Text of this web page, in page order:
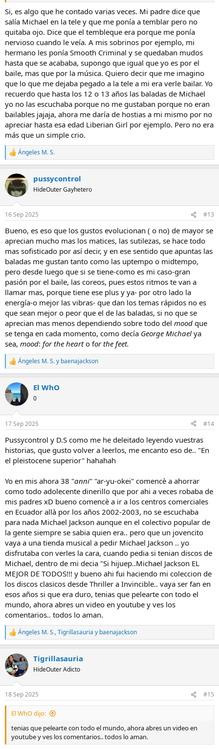
Si, es algo que he contado varias veces. Mi padre dice que
salía Michael en la tele y que me ponía a temblar pero no
quitaba ojo. Dice que el tembleque era porque me ponía
nervioso cuando le veía. A mis sobrinos por ejemplo, mi
hermano les ponía Smooth Criminal y se quedaban mudos
hasta que se acababa, supongo que igual que yo es por el
baile, mas que por la música. Quiero decir que me imagino
que lo que me dejaba pegado a la tele a mi era verle bailar. Yo
recuerdo que hasta los 12 o 13 años las baladas de Michael
yo no las escuchaba porque no me gustaban porque no eran
bailables jajaja, ahora me daría de hostias a mi mismo por no
apreciar hasta esa edad Liberian Girl por ejemplo. Pero no era
más que un simple crio.
R
e
c
c
i
e
:
Ángeles M. S.
pussycontrol
HideOuter Gayhetero
16 Sep 2025 #13
Bueno, es eso que los gustos evolucionan ( o no) de mayor se
aprecian mucho mas los matices, las sutilezas, se hace todo
mas sofisticado por así decir, y en ese sentido que apuntas las
baladas me gustan tanto como las uptempo o midtempo,
pero desde luego que si se tiene-como es mi caso-gran
pasión por el baile, las coreos, pues estos ritmos te van a
llamar mas, porque tiene ese plus y ya- por otro lado la
energía-o mejor las vibras- que dan los temas rápidos no es
que sean mejor o peor que el de las baladas, si no que se
aprecian mas menos dependiendo sobre todo del mood que
se tenga en cada momento, como decía George Michael ya
sea, mood: for the hearto for the feet.
R
e
c
c
i
e
:
Ángeles M. S.y baenajackson
El WhO
0
17 Sep 2025 #14
Pussycontrol y D.S como me he deleitado leyendo vuestras
historias, que gusto volver a leerlos, me encanto eso de.. "En
el pleistocene superior" hahahah
Yo en mis ahora 38 "anni" "ar-yu-okei" comencè a ahorrar
como todo adolecente dinerillo que por ahi a veces robaba de
mis padres xD bueno comencè a ir a los centros comerciales
en Ecuador allà por los años 2002-2003, no se escuchaba
para nada Michael Jackson aunque en el colectivo popular de
la gente siempre se sabia quien era.. pero que un jovencito
vaya a una tienda musical a pedir Michael Jackson .. yo
disfrutaba con verles la cara, cuando pedia si tenian discos de
Michael, dentro de mi decia "Si hijuep..Michael Jackson EL
MEJOR DE TODOS!!! y bueno ahi fui haciendo mi coleccion de
los discos clasicos desde Thriller a Invincible.. vaya ser fan en
esos años si que era duro, tenias que pelearte con todo el
mundo, ahora abres un video en youtube y ves los
comentarios.. todos lo aman.
R
e
c
c
i
e
s
Ángeles M. S.,Tigrillasauria y baenajackson
Tigrillasauria
HideOuter Adicto
18 Sep 2025 #15
El WhO dijo:
tenias que pelearte con todo el mundo, ahora abres un video en
youtube y ves los comentarios.. todos lo aman.